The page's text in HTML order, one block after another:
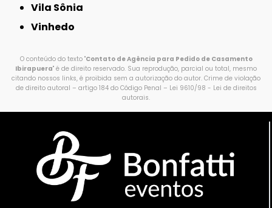
Vila Sônia
Vinhedo
O conteúdo do texto "Contato de Agência para Pedido de Casamento
Ibirapuera" é de direito reservado. Sua reprodução, parcial ou total, mesmo
citando nossos links, é proibida sem a autorização do autor. Crime de violação
de direito autoral – artigo 184 do Código Penal – Lei 9610/98 - Lei de direitos
autorais.